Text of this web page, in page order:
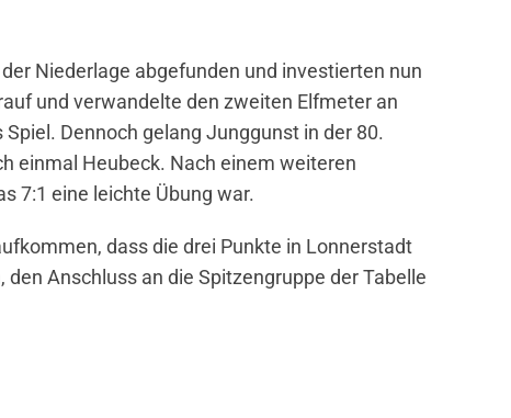
Niederlage abgefunden und investierten nun
und verwandelte den zweiten Elfmeter an
Dennoch gelang Junggunst in der 80.
einmal Heubeck. Nach einem weiteren
7:1 eine leichte Übung war.
dass die drei Punkte in Lonnerstadt
Anschluss an die Spitzengruppe der Tabelle